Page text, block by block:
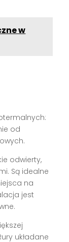
w
od
odwierty,
Są idealne
na
jest
układane